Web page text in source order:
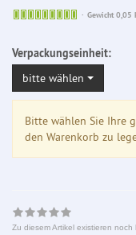
Sofort
Gewicht 0,05
Verpackungseinheit:
bitte wählen
Bitte wählen Sie Ihre
den Warenkorb zu
Zu diesem Artikel existieren